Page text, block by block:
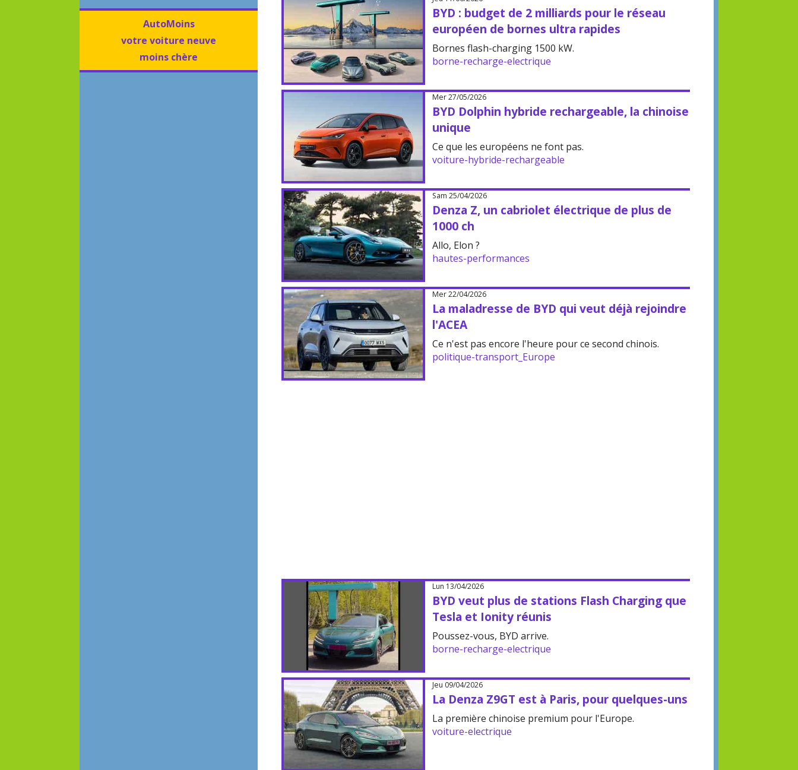
AutoMoins
votre voiture neuve
moins chère
BYD : budget de 2 milliards pour le réseau
européen de bornes ultra rapides
Bornes flash-charging 1500 kW.
borne-recharge-electrique
Mer 27/05/2026
BYD Dolphin hybride rechargeable, la chinoise
unique
Ce que les européens ne font pas.
voiture-hybride-rechargeable
Sam 25/04/2026
Denza Z, un cabriolet électrique de plus de
1000 ch
Allo, Elon ?
hautes-performances
Mer 22/04/2026
La maladresse de BYD qui veut déjà rejoindre
l'ACEA
Ce n'est pas encore l'heure pour ce second chinois.
politique-transport_Europe
Lun 13/04/2026
BYD veut plus de stations Flash Charging que
Tesla et Ionity réunis
Poussez-vous, BYD arrive.
borne-recharge-electrique
Jeu 09/04/2026
La Denza Z9GT est à Paris, pour quelques-uns
La première chinoise premium pour l'Europe.
voiture-electrique